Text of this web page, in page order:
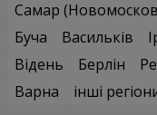
Самар
Буча
Васильків
Відень
Берлін
Варна
інші